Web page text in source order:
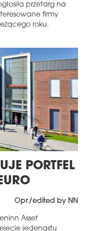
przetarg na
firmy
roku.
PORTFEL
Opr./edited by NN
Asset
jedenastu